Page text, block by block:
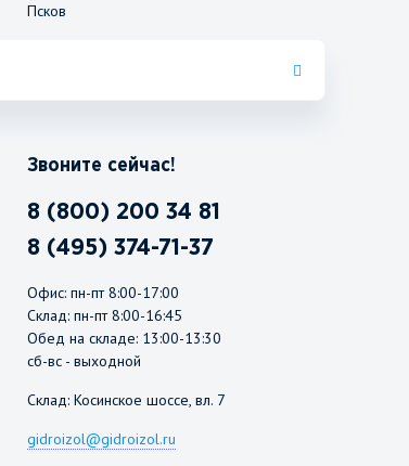
Псков
Звоните сейчас!
8 (800) 200 34 81
8 (495) 374-71-37
Офис: пн-пт 8:00-17:00
Склад: пн-пт 8:00-16:45
Обед на складе: 13:00-13:30
сб-вс - выходной
Склад: Косинское шоссе, вл. 7
gidroizol@gidroizol.ru